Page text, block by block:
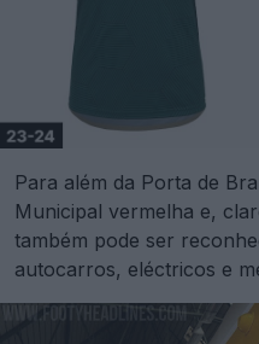
Para além da Porta de
Municipal vermelha e,
também pode ser
autocarros, eléctricos e